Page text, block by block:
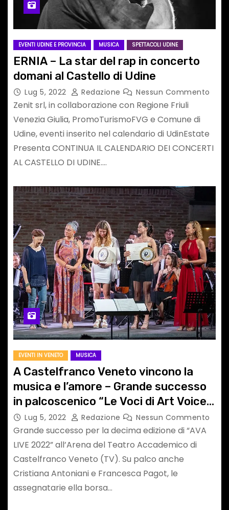
EVENTI UDINE E PROVINCIA MUSICA SPETTACOLI UDINE
ERNIA – La star del rap in concerto
domani al Castello di Udine
Lug 5, 2022 Redazione Nessun Commento
Zenit srl, in collaborazione con Regione Friuli
Venezia Giulia, PromoTurismoFVG e Comune di
Udine, eventi inserito nel calendario di UdinEstate
Presenta CONTINUA IL CALENDARIO DEI CONCERTI
AL CASTELLO DI UDINE.…
EVENTI IN VENETO MUSICA
A Castelfranco Veneto vincono la
musica e l’amore – Grande successo
in palcoscenico “Le Voci di Art Voice
Academy” live con l’Orchestra
Ritmico Sinfonica Italiana diretti da
Diego Basso
Lug 5, 2022 Redazione Nessun Commento
Grande successo per la decima edizione di “AVA
LIVE 2022” all’Arena del Teatro Accademico di
Castelfranco Veneto (TV). Su palco anche
Cristiana Antoniani e Francesca Pagot, le
assegnatarie ella borsa…